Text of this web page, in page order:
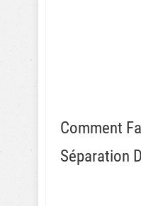
Comment
Séparation